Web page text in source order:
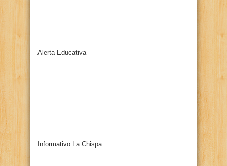
Alerta Educativa
Informativo La Chispa